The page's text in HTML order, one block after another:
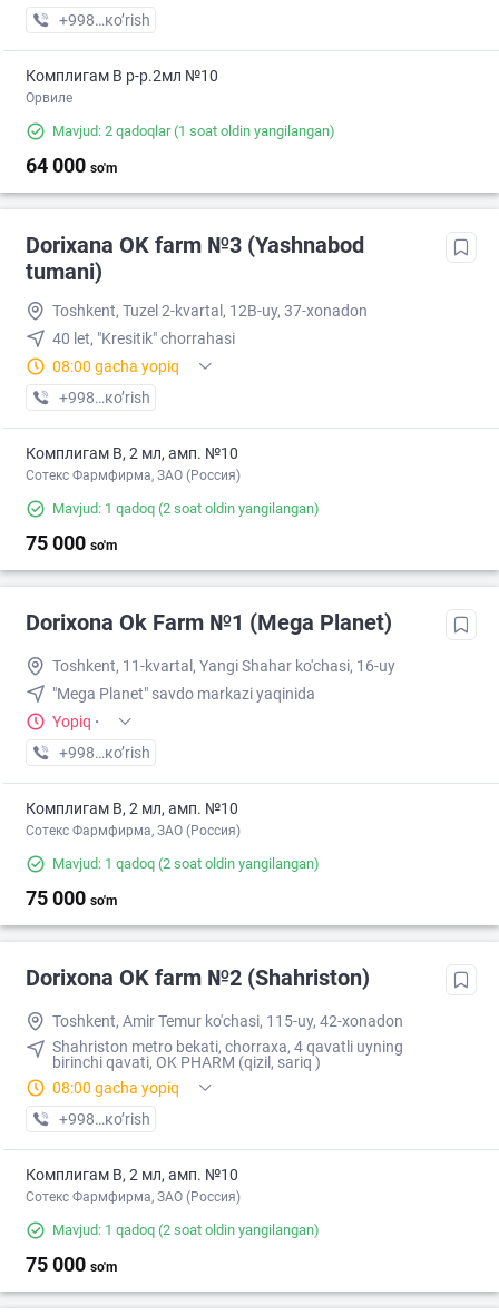
+998 (99) XXX-XX-XX
кo’rish
Комплигам В р-р.2мл №10
Орвиле
Mavjud: 2 qadoqlar(1 soat oldin yangilangan)
64 000 so'm
Dorixana OK farm №3 (Yashnabod
tumani)
Toshkent, Tuzel 2-kvartal, 12B-uy, 37-xonadon
40 let, "Kresitik" chorrahasi
08:00 gacha yopiq
+998 (90) XXX-XX-XX
кo’rish
Комплигам В, 2 мл, амп. №10
Сотекс Фармфирма, ЗАО (Россия)
Mavjud: 1 qadoq (2 soat oldin yangilangan)
75 000 so'm
Dorixona Ok Farm №1 (Mega Planet)
Toshkent, 11-kvartal, Yangi Shahar ko'chasi, 16-uy
"Mega Planet" savdo markazi yaqinida
Yopiq ·
+998 (90) XXX-XX-XX
кo’rish
Комплигам В, 2 мл, амп. №10
Сотекс Фармфирма, ЗАО (Россия)
Mavjud: 1 qadoq (2 soat oldin yangilangan)
75 000 so'm
Dorixona ОK farm №2 (Shahriston)
Toshkent, Amir Temur ko'chasi, 115-uy, 42-xonadon
Shahriston metro bekati, chorraxa, 4 qavatli uyning
birinchi qavati, OK PHARM (qizil, sariq )
08:00 gacha yopiq
+998 (90) XXX-XX-XX
кo’rish
Комплигам В, 2 мл, амп. №10
Сотекс Фармфирма, ЗАО (Россия)
Mavjud: 1 qadoq (2 soat oldin yangilangan)
75 000 so'm